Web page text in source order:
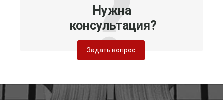
Нужна
консультация?
Задать вопрос